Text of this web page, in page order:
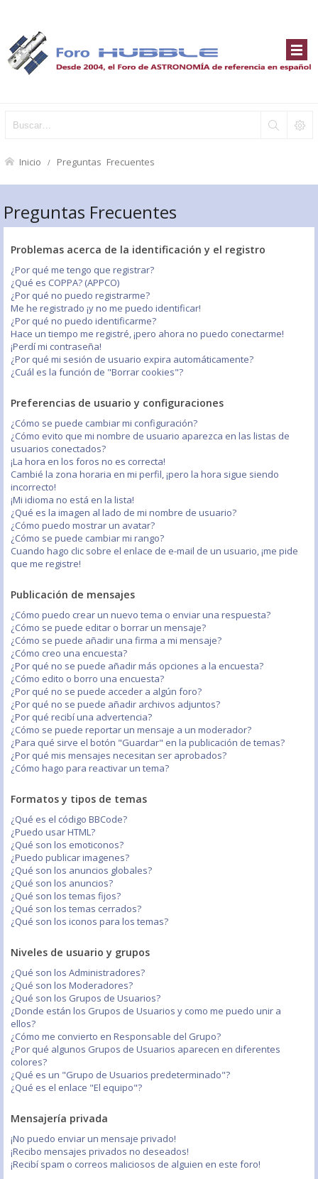
Inicio Preguntas Frecuentes
Preguntas Frecuentes
Problemas acerca de la identificación y el registro
¿Por qué me tengo que registrar?
¿Qué es COPPA? (APPCO)
¿Por qué no puedo registrarme?
Me he registrado ¡y no me puedo identificar!
¿Por qué no puedo identificarme?
Hace un tiempo me registré, ¡pero ahora no puedo conectarme!
¡Perdí mi contraseña!
¿Por qué mi sesión de usuario expira automáticamente?
¿Cuál es la función de "Borrar cookies"?
Preferencias de usuario y configuraciones
¿Cómo se puede cambiar mi configuración?
¿Cómo evito que mi nombre de usuario aparezca en las listas de
usuarios conectados?
¡La hora en los foros no es correcta!
Cambié la zona horaria en mi perfil, ¡pero la hora sigue siendo
incorrecto!
¡Mi idioma no está en la lista!
¿Qué es la imagen al lado de mi nombre de usuario?
¿Cómo puedo mostrar un avatar?
¿Cómo se puede cambiar mi rango?
Cuando hago clic sobre el enlace de e-mail de un usuario, ¡me pide
que me registre!
Publicación de mensajes
¿Cómo puedo crear un nuevo tema o enviar una respuesta?
¿Cómo se puede editar o borrar un mensaje?
¿Cómo se puede añadir una firma a mi mensaje?
¿Cómo creo una encuesta?
¿Por qué no se puede añadir más opciones a la encuesta?
¿Cómo edito o borro una encuesta?
¿Por qué no se puede acceder a algún foro?
¿Por qué no se puede añadir archivos adjuntos?
¿Por qué recibí una advertencia?
¿Cómo se puede reportar un mensaje a un moderador?
¿Para qué sirve el botón "Guardar" en la publicación de temas?
¿Por qué mis mensajes necesitan ser aprobados?
¿Cómo hago para reactivar un tema?
Formatos y tipos de temas
¿Qué es el código BBCode?
¿Puedo usar HTML?
¿Qué son los emoticonos?
¿Puedo publicar imagenes?
¿Qué son los anuncios globales?
¿Qué son los anuncios?
¿Qué son los temas fijos?
¿Qué son los temas cerrados?
¿Qué son los iconos para los temas?
Niveles de usuario y grupos
¿Qué son los Administradores?
¿Qué son los Moderadores?
¿Qué son los Grupos de Usuarios?
¿Donde están los Grupos de Usuarios y como me puedo unir a
ellos?
¿Cómo me convierto en Responsable del Grupo?
¿Por qué algunos Grupos de Usuarios aparecen en diferentes
colores?
¿Qué es un "Grupo de Usuarios predeterminado"?
¿Qué es el enlace "El equipo"?
Mensajería privada
¡No puedo enviar un mensaje privado!
¡Recibo mensajes privados no deseados!
¡Recibí spam o correos maliciosos de alguien en este foro!